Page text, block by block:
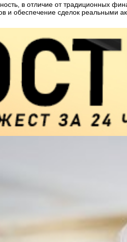
в отличие от традиционных
и обеспечение сделок реальными